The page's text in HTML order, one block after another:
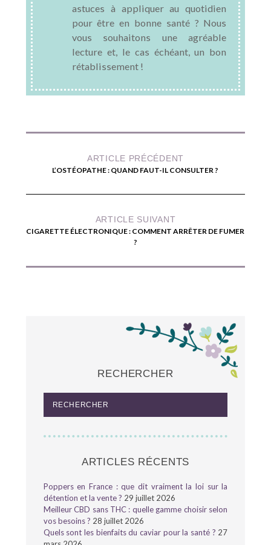
astuces à appliquer au quotidien
pour être en bonne santé ? Nous
vous souhaitons une agréable
lecture et, le cas échéant, un bon
rétablissement !
ARTICLE PRÉCÉDENT
L’OSTÉOPATHE : QUAND FAUT-IL CONSULTER ?
ARTICLE SUIVANT
CIGARETTE ÉLECTRONIQUE : COMMENT ARRÊTER DE FUMER
?
RECHERCHER
ARTICLES RÉCENTS
Poppers en France : que dit vraiment la loi sur la
détention et la vente ? 29 juillet 2026
Meilleur CBD sans THC : quelle gamme choisir selon
vos besoins ? 28 juillet 2026
Quels sont les bienfaits du caviar pour la santé ? 27